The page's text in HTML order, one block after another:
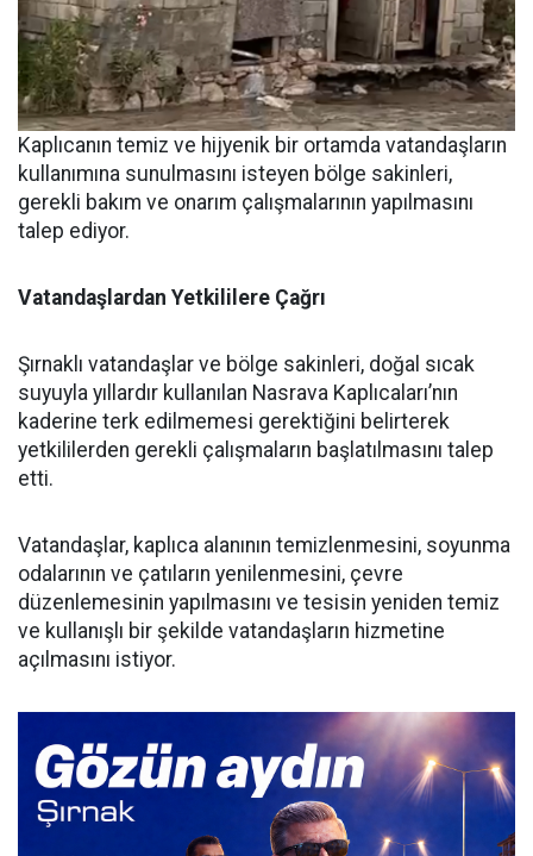
Kaplıcanın temiz ve hijyenik bir ortamda vatandaşların
kullanımına sunulmasını isteyen bölge sakinleri,
gerekli bakım ve onarım çalışmalarının yapılmasını
talep ediyor.
Vatandaşlardan Yetkililere Çağrı
Şırnaklı vatandaşlar ve bölge sakinleri, doğal sıcak
suyuyla yıllardır kullanılan Nasrava Kaplıcaları’nın
kaderine terk edilmemesi gerektiğini belirterek
yetkililerden gerekli çalışmaların başlatılmasını talep
etti.
Vatandaşlar, kaplıca alanının temizlenmesini, soyunma
odalarının ve çatıların yenilenmesini, çevre
düzenlemesinin yapılmasını ve tesisin yeniden temiz
ve kullanışlı bir şekilde vatandaşların hizmetine
açılmasını istiyor.